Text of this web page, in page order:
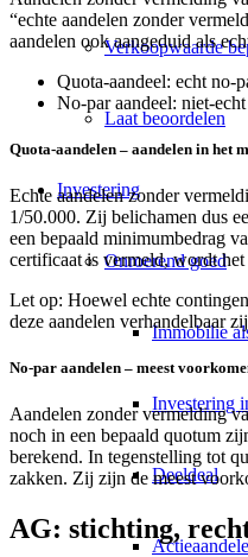
Verkoopwaarde
Laat beoordelen
Investering
Onroerend goed
Immobilie
Investering
Deeldeal
“echte aandelen zonder
aandelen ook aangeduid als
Quota-aandeel: echt no-
No-par aandeel: niet-
Quota-aandelen – aandelen in het
Echte aandelen zonder
1/50.000. Zij belichamen dus
een bepaald minimumbedrag
certificaat is vermeld, wordt het
Let op: Hoewel echte
deze aandelen verhandelbaar
No-par aandelen – meest
Aandelen zonder vermelding
noch in een bepaald quotum
berekend. In tegenstelling tot
zakken. Zij zijn de meest
AG: stichting,